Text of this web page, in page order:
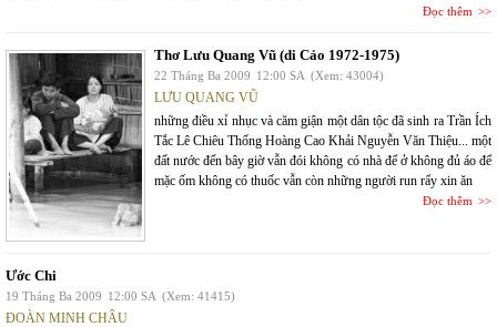
Đọc thêm
Thơ Lưu Quang Vũ (di Cảo 1972-1975)
22 Tháng Ba 2009 12:00 SA (Xem: 43004)
LƯU QUANG VŨ
những điều xỉ nhục và căm giận một dân tộc đã sinh ra Trần Ích
Tắc Lê Chiêu Thống Hoàng Cao Khải Nguyễn Văn Thiệu... một
đất nước đến bây giờ vẫn đói không có nhà để ở không đủ áo để
mặc ốm không có thuốc vẫn còn những người run rẩy xin ăn
Đọc thêm
Ước Chi
19 Tháng Ba 2009 12:00 SA (Xem: 41415)
ĐOÀN MINH CHÂU